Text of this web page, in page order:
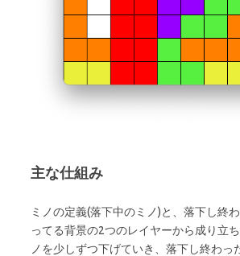
主な仕組み
ミノの定義(落下中のミノ)と、落下し終
ってる背景の2つのレイヤーから成り立
ノを少しずつ下げていき、落下し終わっ